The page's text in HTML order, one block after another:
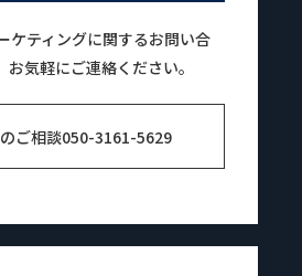
ケティングに関するお問い合
気軽にご連絡ください。
ご相談050-3161-5629